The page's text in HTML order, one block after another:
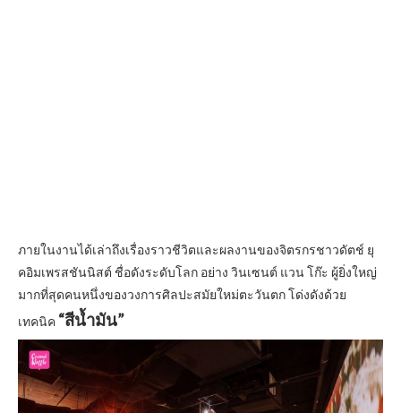
ภายในงานได้เล่าถึงเรื่องราวชีวิตและผลงานของจิตรกรชาวดัตช์ ยุ
คอิมเพรสชันนิสต์ ชื่อดังระดับโลก อย่าง วินเซนต์ แวน โก๊ะ ผู้ยิ่งใหญ่
มากที่สุดคนหนึ่งของวงการศิลปะสมัยใหม่ตะวันตก โด่งดังด้วย
เทคนิค “สีน้ำมัน”